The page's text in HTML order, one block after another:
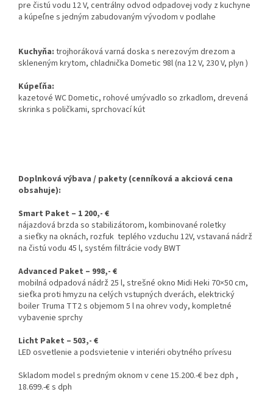
pre čistú vodu 12 V, centrálny odvod odpadovej vody z kuchyne
a kúpeľne s jedným zabudovaným vývodom v podlahe
Kuchyňa: trojhoráková varná doska s nerezovým drezom a
skleneným krytom, chladnička Dometic 98l (na 12 V, 230 V, plyn )
Kúpeľňa:
kazetové WC Dometic, rohové umývadlo so zrkadlom, drevená
skrinka s poličkami, sprchovací kút
Doplnková výbava / pakety (cenníková a akciová cena
obsahuje):
Smart Paket – 1 200,- €
nájazdová brzda so stabilizátorom, kombinované roletky
a sieťky na oknách, rozfuk teplého vzduchu 12V, vstavaná nádrž
na čistú vodu 45 l, systém filtrácie vody BWT
Advanced Paket – 998,- €
mobilná odpadová nádrž 25 l, strešné okno Midi Heki 70×50 cm,
sieťka proti hmyzu na celých vstupných dverách, elektrický
boiler Truma TT2 s objemom 5 l na ohrev vody, kompletné
vybavenie sprchy
Licht Paket – 503,- €
LED osvetlenie a podsvietenie v interiéri obytného prívesu
Skladom model s predným oknom v cene 15.200.-€ bez dph ,
18.699.-€ s dph